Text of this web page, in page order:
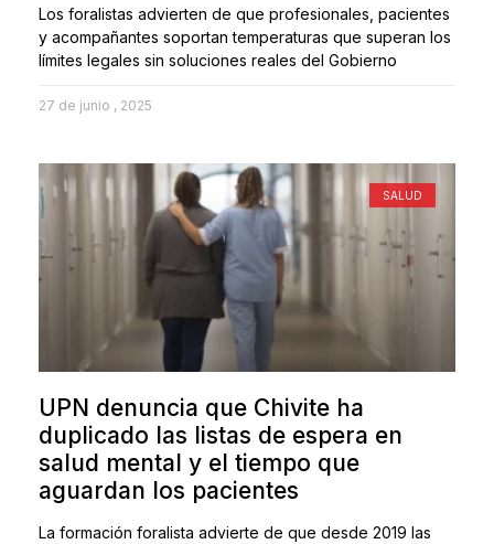
Los foralistas advierten de que profesionales, pacientes
y acompañantes soportan temperaturas que superan los
límites legales sin soluciones reales del Gobierno
27 de junio , 2025
SALUD
UPN denuncia que Chivite ha
duplicado las listas de espera en
salud mental y el tiempo que
aguardan los pacientes
La formación foralista advierte de que desde 2019 las